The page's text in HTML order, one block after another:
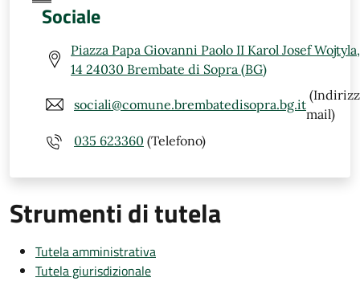
Sociale
Piazza Papa Giovanni Paolo II Karol Josef Wojtyla,
14 24030 Brembate di Sopra (BG)
sociali@comune.brembatedisopra.bg.it
mail)
035 623360 (Telefono)
Strumenti di tutela
Tutela amministrativa
Tutela giurisdizionale